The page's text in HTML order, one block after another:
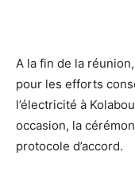
A la fin de la
pour les efforts
l’électricité à
occasion, la
protocole d’accord.